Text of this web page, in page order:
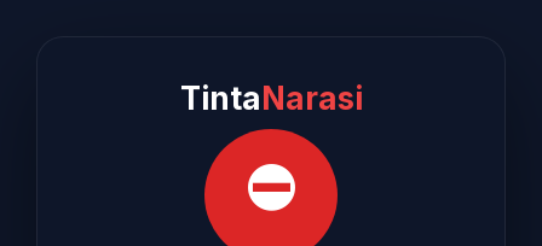
TintaNarasi
⛔